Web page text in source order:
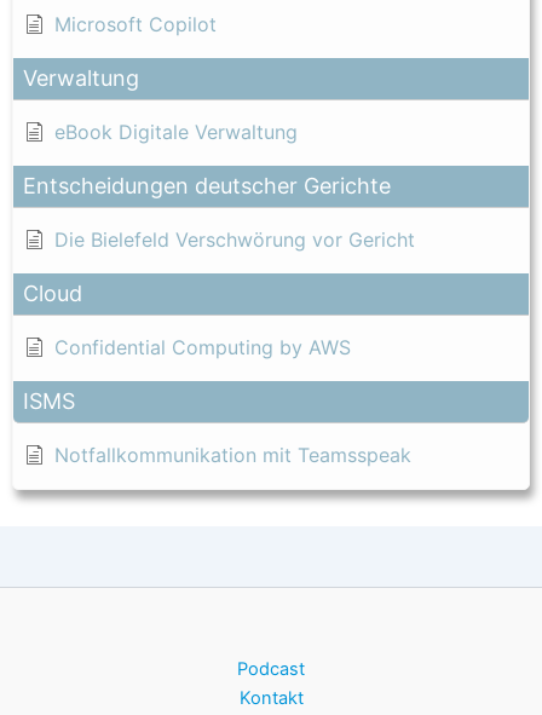
Microsoft Copilot
Verwaltung
eBook Digitale Verwaltung
Entscheidungen deutscher Gerichte
Die Bielefeld Verschwörung vor Gericht
Cloud
Confidential Computing by AWS
ISMS
Notfallkommunikation mit Teamsspeak
Podcast
Kontakt